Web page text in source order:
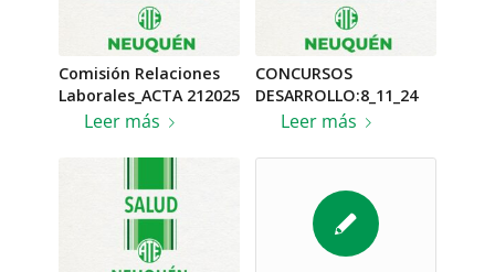
Comisión Relaciones
Laborales_ACTA 212025
Leer más
CONCURSOS
DESARROLLO:8_11_24
Leer más